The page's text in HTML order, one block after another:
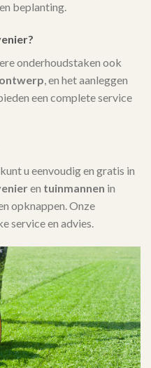
en beplanting.
onderhoudstaken ook
, en het aanleggen
een complete service
u eenvoudig en gratis in
en tuinmannen in
opknappen. Onze
service en advies.